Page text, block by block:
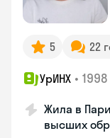
5 22
УрИНХ • 1998
Жила в
высших